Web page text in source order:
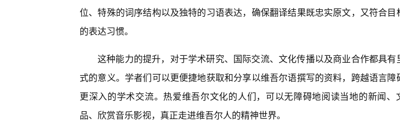
位、特殊的词序结构以及独特的习语表达，确保翻译结果既忠实原文，又符合目
的表达习惯。
这种能力的提升，对于学术研究、国际交流、文化传播以及商业合作都具有
式的意义。学者们可以更便捷地获取和分享以维吾尔语撰写的资料，跨越语言障
更深入的学术交流。热爱维吾尔文化的人们，可以无障碍地阅读当地的新闻、
品、欣赏音乐影视，真正走进维吾尔人的精神世界。